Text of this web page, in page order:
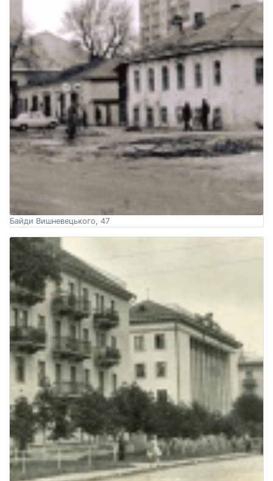
Байди Вишневецького, 47